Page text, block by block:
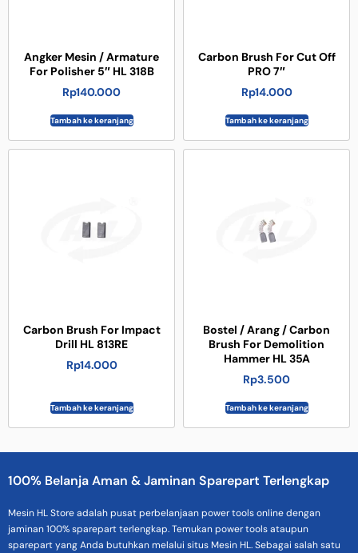
Angker Mesin / Armature
For Polisher 5″ HL 318B
Rp140.000
Tambah ke keranjang
Carbon Brush For Cut Off
PRO 7″
Rp14.000
Tambah ke keranjang
Carbon Brush For Impact
Drill HL 813RE
Rp14.000
Tambah ke keranjang
Bostel / Arang / Carbon
Brush For Demolition
Hammer HL 35A
Rp3.500
Tambah ke keranjang
100% Belanja Aman & Jaminan Sparepart Terlengkap
Mesin HL Store adalah pusat perbelanjaan power tools online dengan
jaminan 100% sparepart terlengkap. Temukan power tools ataupun
sparepart yang Anda butuhkan melalui situs Mesin HL. Sebagai salah satu